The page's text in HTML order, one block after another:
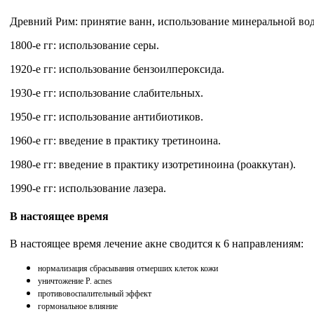
Древний Рим: принятие ванн, использование минеральной
1800-е гг: использование серы.
1920-е гг: использование бензоилпероксида.
1930-е гг: использование слабительных.
1950-е гг: использование антибиотиков.
1960-е гг: введение в практику третиноина.
1980-е гг: введение в практику изотретиноина (роаккутан).
1990-е гг: использование лазера.
В настоящее время
В настоящее время лечение акне сводится к 6 направлениям:
нормализация сбрасывания отмерших клеток кожи
уничтожение P. acnes
противовоспалительный эффект
гормональное влияние